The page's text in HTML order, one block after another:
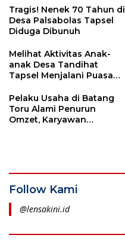
Saya Ragu Bisa Lanjutkan
Kuliah
Tragis! Nenek 70 Tahun di
Desa Palsabolas Tapsel
Diduga Dibunuh
Melihat Aktivitas Anak-
anak Desa Tandihat
Tapsel Menjalani Puasa
Tempat Pengungsian
Pelaku Usaha di Batang
Toru Alami Penurun
Omzet, Karyawan
Follow Kami
@lensakini.id